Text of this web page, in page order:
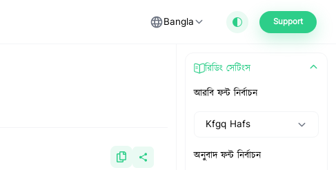
Bangla Support
রিডিং সেটিংস
আরবি ফন্ট নির্বাচন
Kfgq Hafs
অনুবাদ ফন্ট নির্বাচন